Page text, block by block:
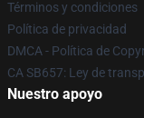
Términos y condiciones
Política de privacidad
DMCA - Política de
CA SB657: Ley de
Nuestro apoyo